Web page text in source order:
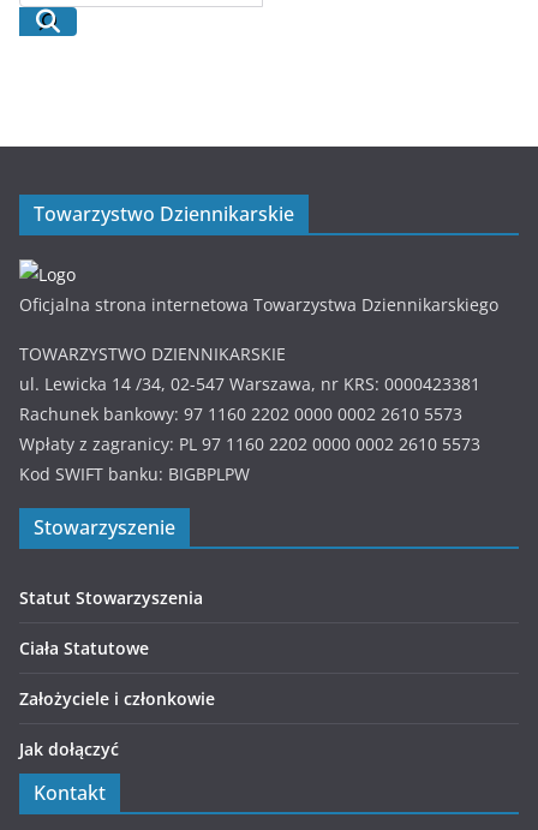
Towarzystwo Dziennikarskie
Oficjalna strona internetowa Towarzystwa Dziennikarskiego
TOWARZYSTWO DZIENNIKARSKIE
ul. Lewicka 14 /34, 02-547 Warszawa, nr KRS: 0000423381
Rachunek bankowy: 97 1160 2202 0000 0002 2610 5573
Wpłaty z zagranicy: PL 97 1160 2202 0000 0002 2610 5573
Kod SWIFT banku: BIGBPLPW
Stowarzyszenie
Statut Stowarzyszenia
Ciała Statutowe
Założyciele i członkowie
Jak dołączyć
Kontakt